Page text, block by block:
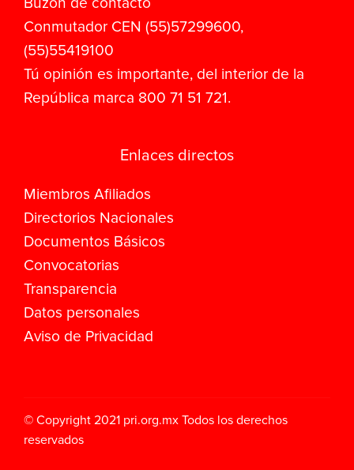
Conmutador CEN (55)57299600,
(55)55419100
Tú opinión es importante, del interior de la
República marca 800 71 51 721.
Enlaces directos
Miembros Afiliados
Directorios Nacionales
Documentos Básicos
Convocatorias
Transparencia
Datos personales
Aviso de Privacidad
© Copyright 2021 pri.org.mx Todos los derechos
reservados